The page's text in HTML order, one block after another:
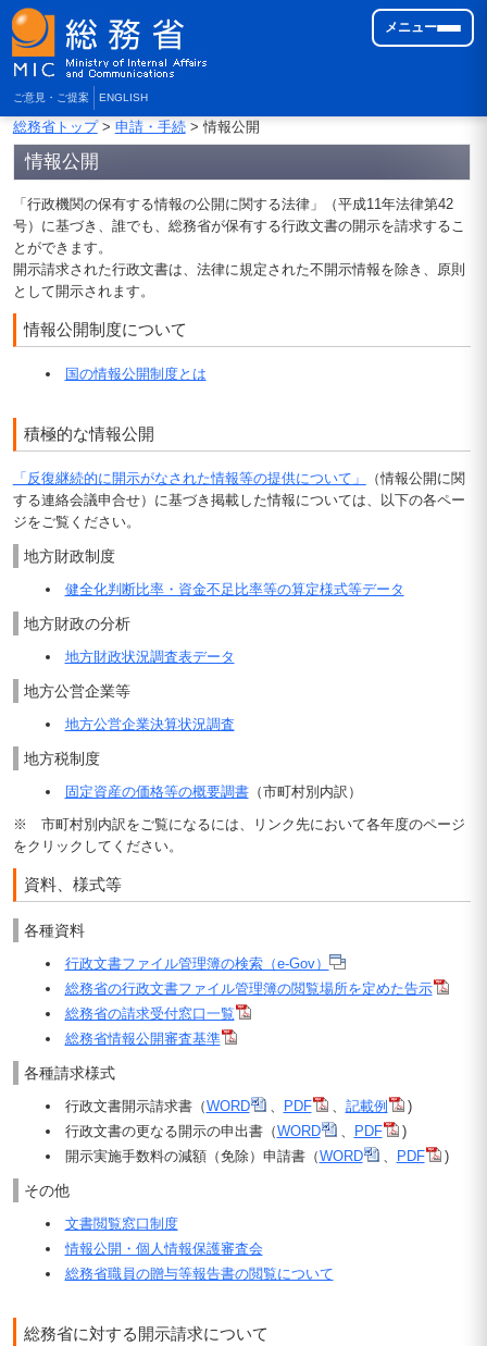
ご意見・ご提案 ENGLISH
メニュー
総務省トップ> 申請・手続> 情報公開
情報公開
「行政機関の保有する情報の公開に関する法律」（平成11年法律第42
号）に基づき、誰でも、総務省が保有する行政文書の開示を請求するこ
とができます。
開示請求された行政文書は、法律に規定された不開示情報を除き、原則
として開示されます。
情報公開制度について
国の情報公開制度とは
積極的な情報公開
「反復継続的に開示がなされた情報等の提供について」
（情報公開に関
する連絡会議申合せ）に基づき掲載した情報については、以下の各ペー
ジをご覧ください。
地方財政制度
健全化判断比率・資金不足比率等の算定様式等データ
地方財政の分析
地方財政状況調査表データ
地方公営企業等
地方公営企業決算状況調査
地方税制度
固定資産の価格等の概要調書（市町村別内訳）
※ 市町村別内訳をご覧になるには、リンク先において各年度のページ
をクリックしてください。
資料、様式等
各種資料
行政文書ファイル管理簿の検索（e-Gov）
総務省の行政文書ファイル管理簿の閲覧場所を定めた告示
総務省の請求受付窓口一覧
総務省情報公開審査基準
各種請求様式
行政文書開示請求書（WORD 、 PDF 、 記載例
)
行政文書の更なる開示の申出書（WORD 、 PDF
)
開示実施手数料の減額（免除）申請書（WORD 、 PDF )
その他
文書閲覧窓口制度
情報公開・個人情報保護審査会
総務省職員の贈与等報告書の閲覧について
総務省に対する開示請求について